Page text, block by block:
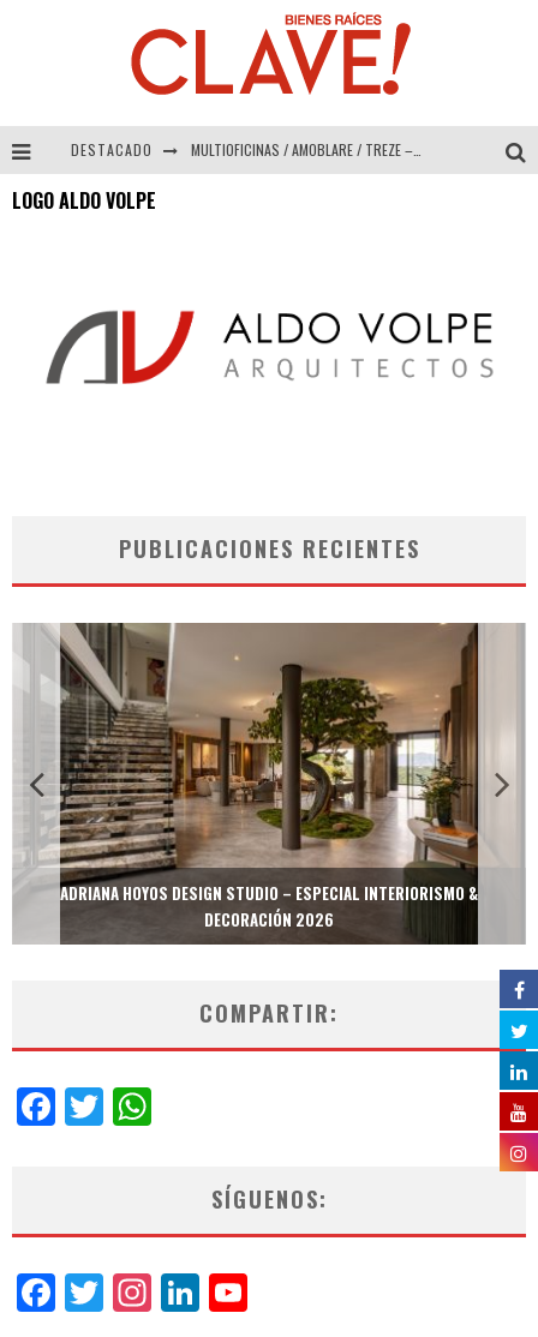
DESTACADO MULTIOFICINAS / AMOBLARE / TREZE – Especial Interiorismo & Decoración 2026
LOGO ALDO VOLPE
PUBLICACIONES RECIENTES
ADRIANA HOYOS DESIGN STUDIO – ESPECIAL INTERIORISMO &
DECORACIÓN 2026
COMPARTIR:
Facebook
Twitter
SÍGUENOS:
Facebook
Twitter
Instagram
LinkedIn